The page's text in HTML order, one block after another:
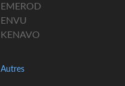
EMEROD
ENVU
KENAVO
Autres